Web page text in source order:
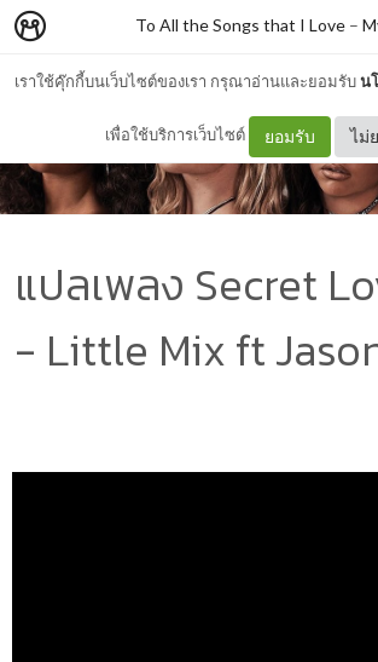
เราใช้คุ๊กกี้บนเว็บไซต์ของเรา กรุณาอ่านและยอมรับน
เพื่อใช้บริการเว็บไซต์ ยอมรับ ไม่
To All the Songs that I Love – My
แปลเพลง Secret
- Little Mix ft